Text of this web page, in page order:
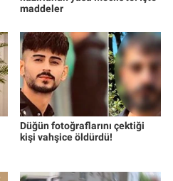
maddeler
Düğün fotoğraflarını çektiği
kişi vahşice öldürdü!